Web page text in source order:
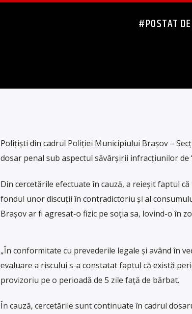
#POSTAT
Polițiști din cadrul Poliției Municipiului Brașov –
dosar penal sub aspectul săvârșirii infracțiunilor de
Din cercetările efectuate în cauză, a reieșit faptul
fondul unor discuții în contradictoriu și al
Brașov ar fi agresat-o fizic pe soția sa, lovind-o în
„În conformitate cu prevederile legale și având în
evaluare a riscului s-a constatat faptul că există
provizoriu pe o perioadă de 5 zile față de bărbat.
În cauză, cercetările sunt continuate în cadrul